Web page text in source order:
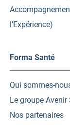
l’Expérience)
Forma Santé
Qui sommes-
Le groupe
Nos partenaires